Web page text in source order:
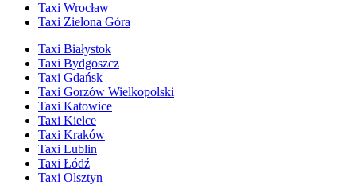
Taxi Wrocław
Taxi Zielona Góra
Taxi Białystok
Taxi Bydgoszcz
Taxi Gdańsk
Taxi Gorzów Wielkopolski
Taxi Katowice
Taxi Kielce
Taxi Kraków
Taxi Lublin
Taxi Łódź
Taxi Olsztyn